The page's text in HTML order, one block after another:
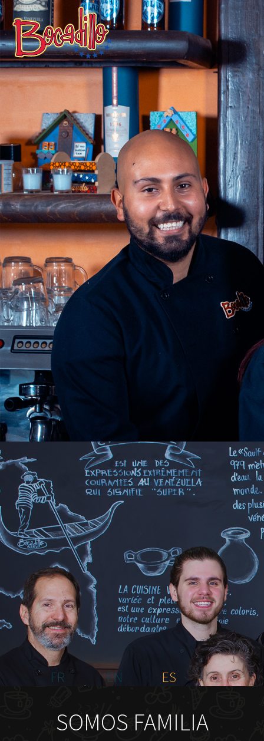
INICIO
NOSOTROS
MENÚ PLATEAU
EVENTOS
RESERVACIONES
COMENTARIOS
CONTACTO
FR
EN ES
SOMOS FAMILIA